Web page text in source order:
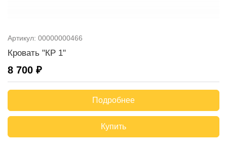
Артикул: 00000000466
Кровать "КР 1"
8 700 ₽
Подробнее
Купить